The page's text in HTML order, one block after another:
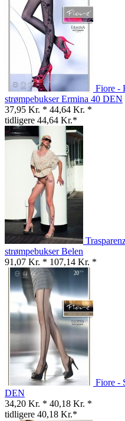
Fiore -
strømpebukser Ermina 40 DEN
37,95 Kr. * 44,64 Kr. *
tidligere 44,64 Kr.*
strømpebukser Belen
91,07 Kr. * 107,14 Kr. *
Fiore -
DEN
34,20 Kr. * 40,18 Kr. *
tidligere 40,18 Kr.*